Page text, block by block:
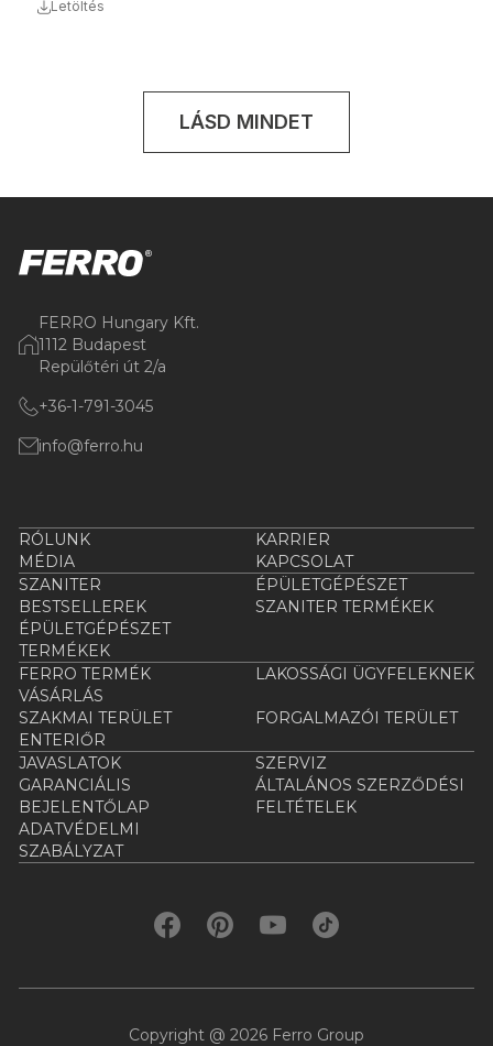
Letöltés
LÁSD MINDET
FERRO Hungary Kft.
1112 Budapest
Repülőtéri út 2/a
+36-1-791-3045
info@ferro.hu
RÓLUNK
KARRIER
MÉDIA
KAPCSOLAT
SZANITER
ÉPÜLETGÉPÉSZET
BESTSELLEREK
SZANITER TERMÉKEK
ÉPÜLETGÉPÉSZET
TERMÉKEK
FERRO TERMÉK
VÁSÁRLÁS
LAKOSSÁGI ÜGYFELEKNEK
SZAKMAI TERÜLET
FORGALMAZÓI TERÜLET
ENTERIŐR
JAVASLATOK
SZERVIZ
GARANCIÁLIS
BEJELENTŐLAP
ÁLTALÁNOS SZERZŐDÉSI
FELTÉTELEK
ADATVÉDELMI
SZABÁLYZAT
Copyright @ 2026 Ferro Group